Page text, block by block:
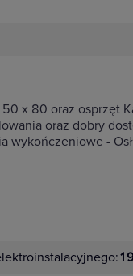
50 x 80 oraz osprzęt
oraz dobry
wykończeniowe -